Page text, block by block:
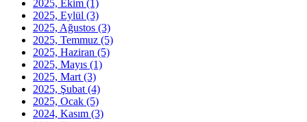
2025, Ekim (1)
2025, Eylül (3)
2025, Ağustos (3)
2025, Temmuz (5)
2025, Haziran (5)
2025, Mayıs (1)
2025, Mart (3)
2025, Şubat (4)
2025, Ocak (5)
2024, Kasım (3)